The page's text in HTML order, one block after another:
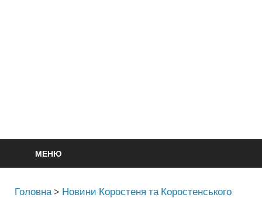
МЕНЮ
Головна > Новини Коростеня та Коростенського